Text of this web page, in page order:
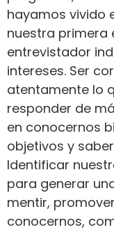
hayamos vivido
nuestra primera
entrevistador
intereses. Ser
atentamente lo
responder de
en conocernos
objetivos y
Identificar
para generar
mentir,
conocernos,